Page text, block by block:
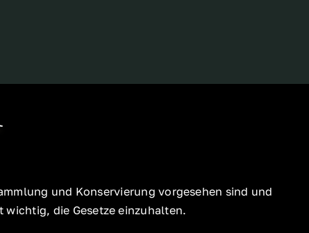
und Konservierung vorgesehen sind und
wichtig, die Gesetze einzuhalten.